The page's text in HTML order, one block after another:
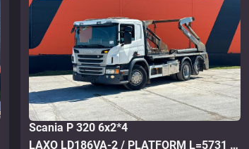
Scania P 320 6x2*4
LAXO LD186VA-2 / PLATFORM L=5731 mm